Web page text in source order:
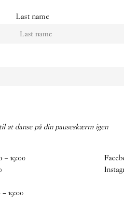
Last name
at danse på din pauseskærm igen
–19:00
–19:00